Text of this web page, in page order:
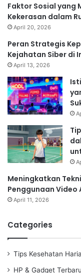
Faktor Sosial yang
Kekerasan dalam
April 20, 2026
Peran Strategis
Kejahatan Siber di
April 13, 2026
Meningkatkan
Penggunaan Video
April 11, 2026
Categories
Tips Kesehatan
HP & Gadget Terbaru